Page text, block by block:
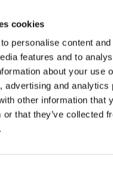
cookies
personalise content
features and to
about your use
advertising and analytics
other information that
or that they’ve collected